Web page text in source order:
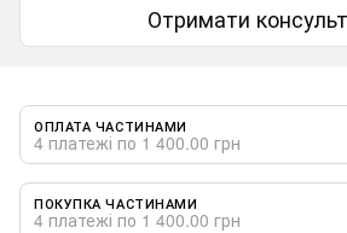
Отримати
ОПЛАТА ЧАСТИНАМИ
4 платежі по 1 400.00 грн
ПОКУПКА ЧАСТИНАМИ
4 платежі по 1 400.00 грн